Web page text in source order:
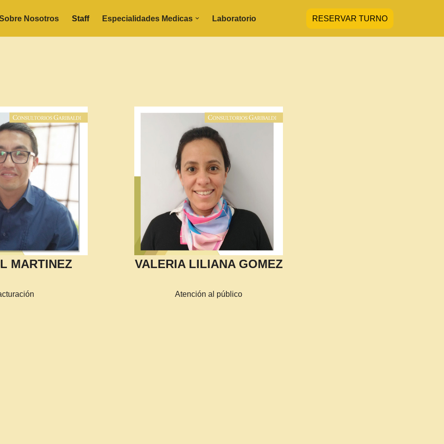
Nosotros Staff Especialidades Medicas Laboratorio RESERVAR TURNO
MARTINEZ VALERIA LILIANA GOMEZ
Atención al público